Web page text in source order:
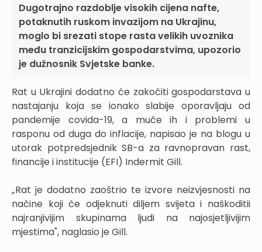
Dugotrajno razdoblje visokih cijena nafte,
potaknutih ruskom invazijom na Ukrajinu,
moglo bi srezati stope rasta velikih uvoznika
među tranzicijskim gospodarstvima, upozorio
je dužnosnik Svjetske banke.
Rat u Ukrajini dodatno će zakočiti gospodarstava u
nastajanju koja se ionako slabije oporavljaju od
pandemije covida-19, a muče ih i problemi u
rasponu od duga do inflacije, napisao je na blogu u
utorak potpredsjednik SB-a za ravnopravan rast,
financije i institucije (EFI) Indermit Gill.
„Rat je dodatno zaoštrio te izvore neizvjesnosti na
načine koji će odjeknuti diljem svijeta i naškoditii
najranjivijim skupinama ljudi na najosjetljivijim
mjestima", naglasio je Gill.